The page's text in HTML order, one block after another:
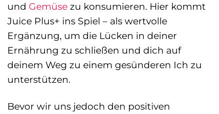
und Gemüse zu konsumieren. Hier kommt
Juice Plus+ ins Spiel – als wertvolle
Ergänzung, um die Lücken in deiner
Ernährung zu schließen und dich auf
deinem Weg zu einem gesünderen Ich zu
unterstützen.
Bevor wir uns jedoch den positiven